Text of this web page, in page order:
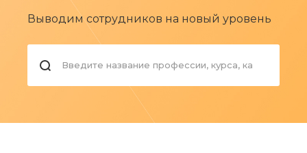
Выводим сотрудников на новый уровень